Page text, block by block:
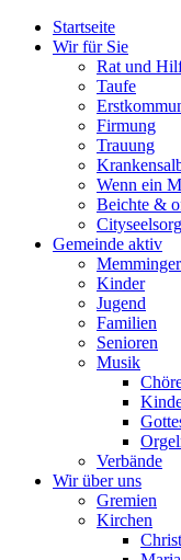
Startseite
Wir für Sie
Rat und
Taufe
Firmung
Trauung
Wenn ein
Beichte &
Gemeinde aktiv
Kinder
Jugend
Familien
Senioren
Musik
Verbände
Wir über uns
Gremien
Kirchen